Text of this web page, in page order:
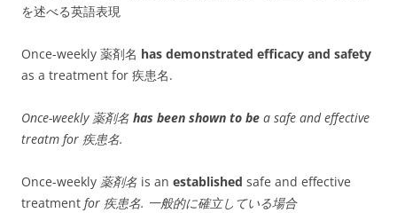
を述べる英語表現
Once-weekly 薬剤名 has demonstrated efficacy and safety
as a treatment for 疾患名.
Once-weekly 薬剤名 has been shown to be a safe and effective
treatm for 疾患名.
Once-weekly 薬剤名 is an established safe and effective
treatment for 疾患名. 一般的に確立している場合